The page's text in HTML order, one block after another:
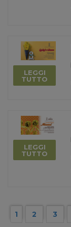
LEGGI
TUTTO
LEGGI
TUTTO
1 2 3